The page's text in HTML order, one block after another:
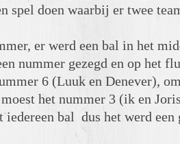
spel doen waarbij er twee
er werd een bal in het
nummer gezegd en op het
6 (Luuk en Denever),
het nummer 3 (ik en
bal dus het werd